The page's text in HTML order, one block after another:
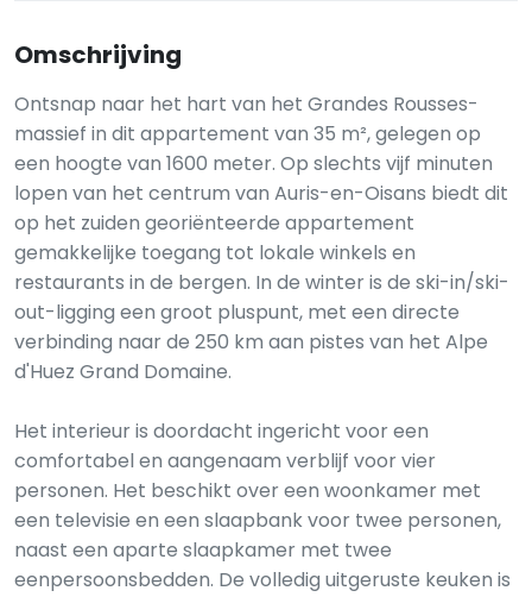
Omschrijving
Ontsnap naar het hart van het Grandes Rousses-
massief in dit appartement van 35 m², gelegen op
een hoogte van 1600 meter. Op slechts vijf minuten
lopen van het centrum van Auris-en-Oisans biedt dit
op het zuiden georiënteerde appartement
gemakkelijke toegang tot lokale winkels en
restaurants in de bergen. In de winter is de ski-in/ski-
out-ligging een groot pluspunt, met een directe
verbinding naar de 250 km aan pistes van het Alpe
d'Huez Grand Domaine.
Het interieur is doordacht ingericht voor een
comfortabel en aangenaam verblijf voor vier
personen. Het beschikt over een woonkamer met
een televisie en een slaapbank voor twee personen,
naast een aparte slaapkamer met twee
eenpersoonsbedden. De volledig uitgeruste keuken is